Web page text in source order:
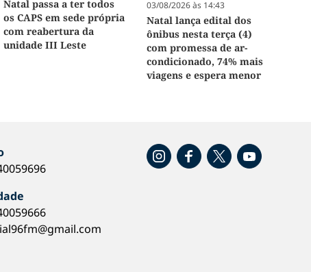
Natal passa a ter todos
os CAPS em sede própria
com reabertura da
unidade III Leste
03/08/2026 às 14:43
Natal lança edital dos
ônibus nesta terça (4)
com promessa de ar-
condicionado, 74% mais
viagens e espera menor